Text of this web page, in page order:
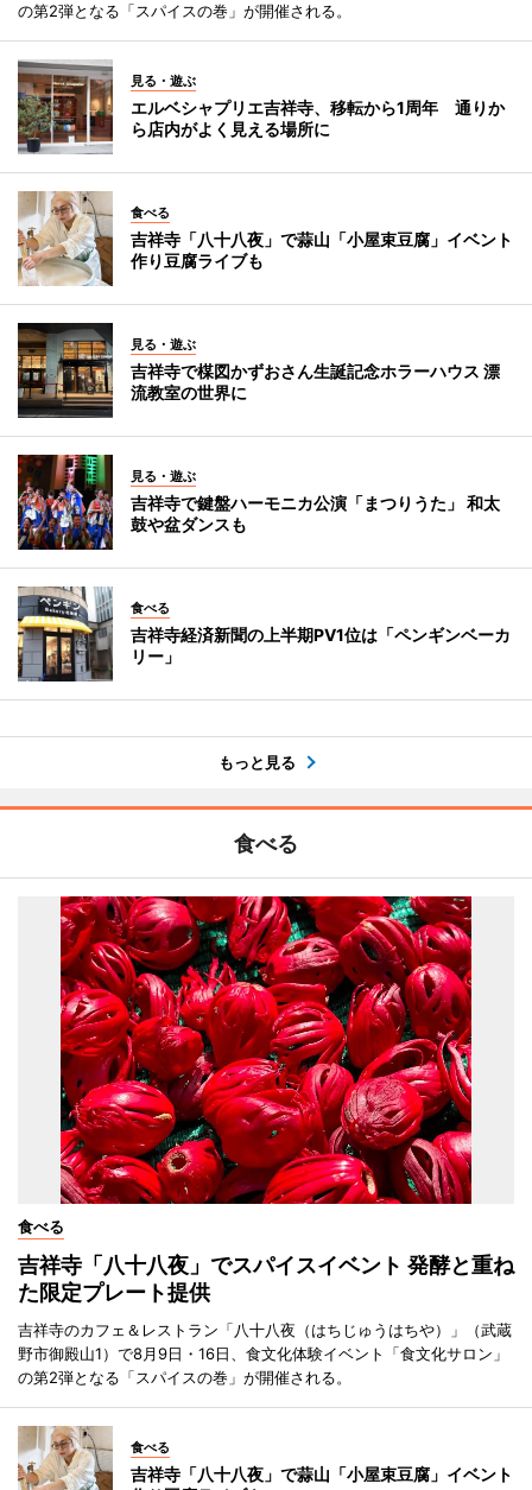
の第2弾となる「スパイスの巻」が開催される。
見る・遊ぶ
エルベシャプリエ吉祥寺、移転から1周年 通りか
ら店内がよく見える場所に
食べる
吉祥寺「八十八夜」で蒜山「小屋束豆腐」イベント
作り豆腐ライブも
見る・遊ぶ
吉祥寺で楳図かずおさん生誕記念ホラーハウス 漂
流教室の世界に
見る・遊ぶ
吉祥寺で鍵盤ハーモニカ公演「まつりうた」 和太
鼓や盆ダンスも
食べる
吉祥寺経済新聞の上半期PV1位は「ペンギンベーカ
リー」
もっと見る
食べる
食べる
吉祥寺「八十八夜」でスパイスイベント 発酵と重ね
た限定プレート提供
吉祥寺のカフェ＆レストラン「八十八夜（はちじゅうはちや）」（武蔵
野市御殿山1）で8月9日・16日、食文化体験イベント「食文化サロン」
の第2弾となる「スパイスの巻」が開催される。
食べる
吉祥寺「八十八夜」で蒜山「小屋束豆腐」イベント